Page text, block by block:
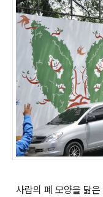
사람의 폐 모양을 닮은